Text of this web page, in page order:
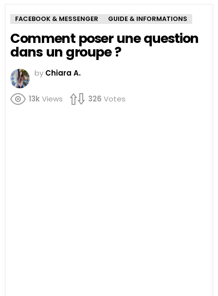
FACEBOOK & MESSENGER GUIDE & INFORMATIONS
Comment poser une question
dans un groupe ?
by Chiara A.
13kViews 326 Votes